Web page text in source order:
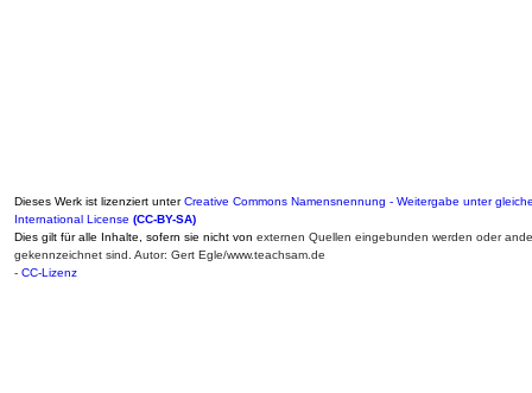
Dieses Werk ist lizenziert unterCreative Commons Namensnennung - Weitergabe unter
International License (CC-BY-SA)
Dies gilt für alle Inhalte, sofern sie nicht von externen Quellen eingebunden werden oder
gekennzeichnet sind. Autor: Gert Egle/www.teachsam.de
- CC-Lizenz